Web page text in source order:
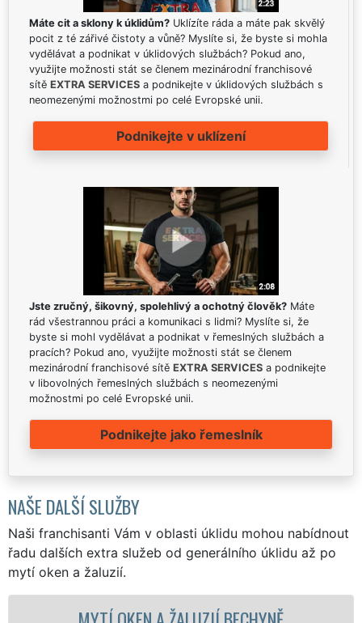
Máte cit a sklony k úklidům? Uklízíte ráda a máte pak skvělý
pocit z té zářivé čistoty a vůně? Myslíte si, že byste si mohla
vydělávat a podnikat v úklidových službách? Pokud ano,
využijte možnosti stát se členem mezinárodní franchisové
sítě EXTRA SERVICES a podnikejte v úklidových službách s
neomezenými možnostmi po celé Evropské unii.
Podnikejte v uklízení
Jste zručný, šikovný, spolehlivý a ochotný člověk? Máte
rád všestrannou práci a komunikaci s lidmi? Myslíte si, že
byste si mohl vydělávat a podnikat v řemeslných službách a
pracích? Pokud ano, využijte možnosti stát se členem
mezinárodní franchisové sítě EXTRA SERVICES a podnikejte
v libovolných řemeslných službách s neomezenými
možnostmi po celé Evropské unii.
Podnikejte jako řemeslník
NAŠE DALŠÍ SLUŽBY
Naši franchisanti Vám v oblasti úklidu mohou nabídnout
řadu dalších extra služeb od generálního úklidu až po
mytí oken a žaluzií.